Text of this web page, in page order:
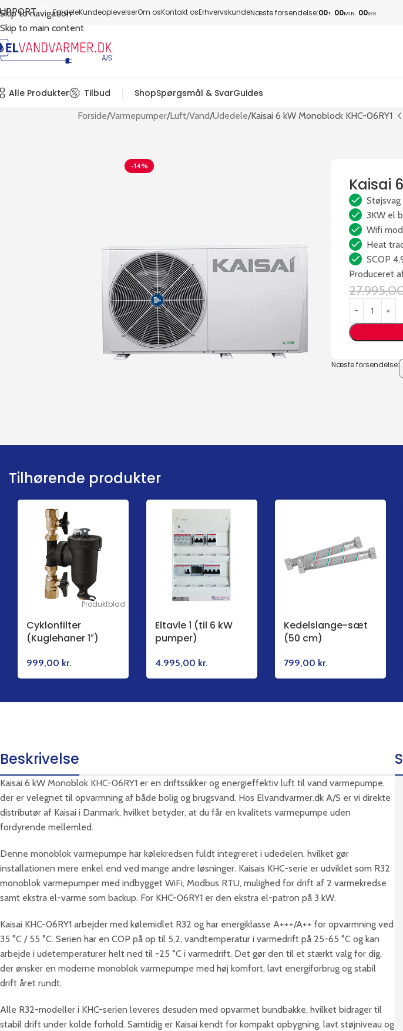
Skip to navigation
Skip to main content
FordeleKundeoplevelserOm osKontakt osErhvervskundeNæste forsendelse:00T. 00MIN. 00SEK
Alle Produkter Tilbud ShopSpørgsmål & SvarGuides
Forside Varmepumper Luft/Vand Udedele Kaisai 6 kW Monoblock KHC-06RY1
-14%
Kaisai
Støjsvag
3KW el
Wifi
Heat
SCOP
Produceret
Næste forsendelse:
Tilhørende produkter
Produktblad
Cyklonfilter
(Kuglehaner 1″)
999,00 kr.
Eltavle 1 (til 6 kW
pumper)
4.995,00 kr.
Kedelslange-sæt
(50 cm)
799,00 kr.
Beskrivelse
Kaisai 6 kW Monoblok KHC-06RY1 er en driftssikker og energieffektiv luft til vand varmepumpe,
der er velegnet til opvarmning af både bolig og brugsvand. Hos Elvandvarmer.dk A/S er vi direkte
distributør af Kaisai i Danmark, hvilket betyder, at du får en kvalitets varmepumpe uden
fordyrende mellemled.
Denne monoblok varmepumpe har kølekredsen fuldt integreret i udedelen, hvilket gør
installationen mere enkel end ved mange andre løsninger. Kaisais KHC-serie er udviklet som R32
monoblok varmepumper med indbygget WiFi, Modbus RTU, mulighed for drift af 2 varmekredse
samt ekstra el-varme som backup. For KHC-06RY1 er den ekstra el-patron på 3 kW.
Kaisai KHC-06RY1 arbejder med kølemidlet R32 og har energiklasse A+++/A++ for opvarmning ved
35 °C / 55 °C. Serien har en COP på op til 5,2, vandtemperatur i varmedrift på 25-65 °C og kan
arbejde i udetemperaturer helt ned til -25 °C i varmedrift. Det gør den til et stærkt valg for dig,
der ønsker en moderne monoblok varmepumpe med høj komfort, lavt energiforbrug og stabil
drift året rundt.
Alle R32-modeller i KHC-serien leveres desuden med opvarmet bundbakke, hvilket bidrager til
stabil drift under kolde forhold. Samtidig er Kaisai kendt for kompakt opbygning, lavt støjniveau og